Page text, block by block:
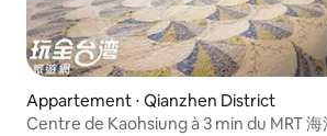
Appartement ⋅ Qianzhen District
Centre de Kaohsiung à 3 min du MRT 海